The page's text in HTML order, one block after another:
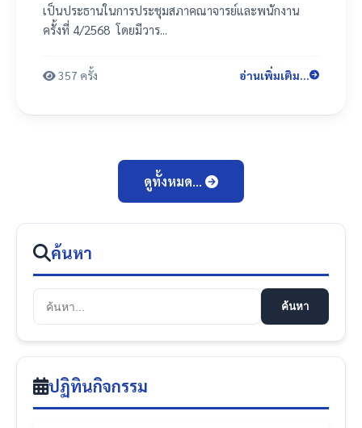
เป็นประธานในการประชุมสภาคณาจารย์และพนักงาน
ครั้งที่ 4/2568 โดยมีวาร...
357 ครั้ง อ่านเพิ่มเติม...
ดูทั้งหมด...
ค้นหา
ค้นหา
ปฏิทินกิจกรรม